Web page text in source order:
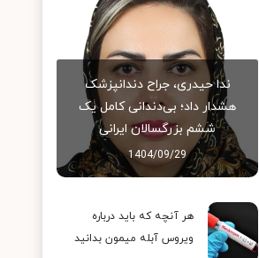
ندا حیدری، جراح دندانپزشک
هشدار داد؛ بی‌دندانی کامل یک
ششم بزرگسالان ایرانی
1404/09/29
هر آنچه که باید درباره
ویروس آبله میمون بدانید